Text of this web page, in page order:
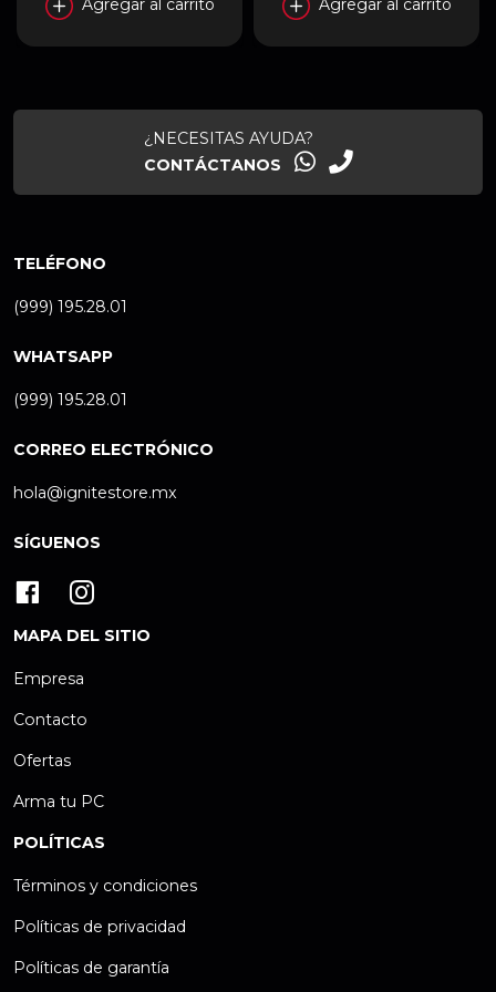
Agregar al carrito
BLANCO | BR-941389
Agregar al carrito
¿NECESITAS AYUDA?
CONTÁCTANOS
TELÉFONO
(999) 195.28.01
WHATSAPP
(999) 195.28.01
CORREO ELECTRÓNICO
hola@ignitestore.mx
SÍGUENOS
MAPA DEL SITIO
Empresa
Contacto
Ofertas
Arma tu PC
POLÍTICAS
Términos y condiciones
Políticas de privacidad
Políticas de garantía